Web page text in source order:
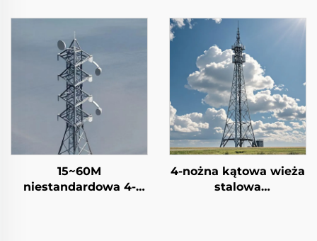
energetyczna Wieża
kratowa
elektrycznego
15~60M
niestandardowa 4-
4-nożna kątowa wieża
stalowa